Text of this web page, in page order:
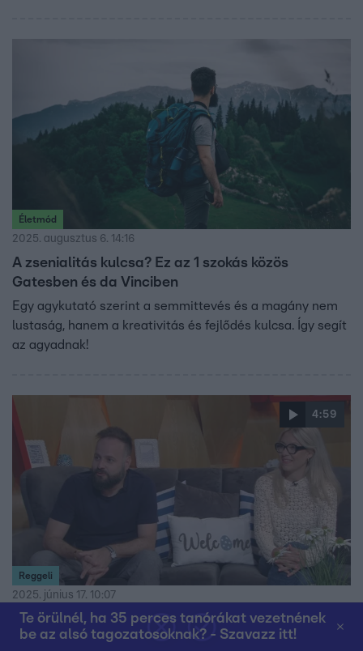
Te örülnél, ha 35 perces tanórákat vezetnének
be az alsó tagozatosoknak? - Szavazz itt!
Életmód
2025. augusztus 6. 14:16
A zsenialitás kulcsa? Ez az 1 szokás közös
Gatesben és da Vinciben
Egy agykutató szerint a semmittevés és a magány nem
lustaság, hanem a kreativitás és fejlődés kulcsa. Így segít
az agyadnak!
4:59
Reggeli
2025. június 17. 10:07
Kreativitás, társadalmi felelősség és az
egyenlőség melletti kiállás – ilyen volt az 5.